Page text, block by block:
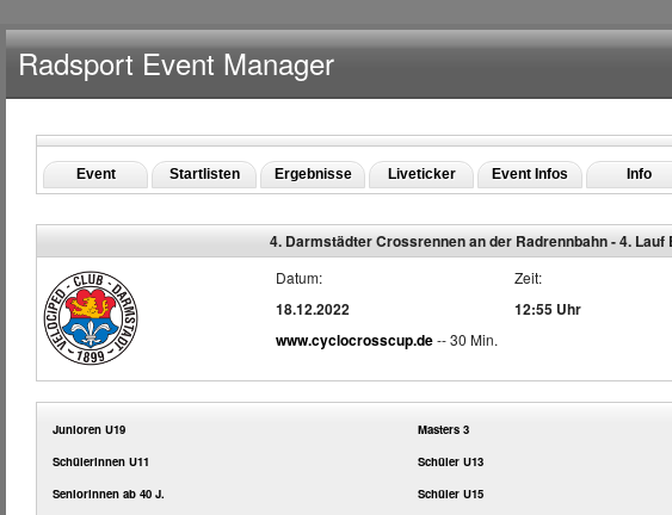
Radsport Event Manager
Event Startlisten Ergebnisse Liveticker Event Infos Info
4. Darmstädter Crossrennen an der Radrennbahn - 4.
Datum: Zeit:
18.12.2022 12:55 Uhr
www.cyclocrosscup.de-- 30 Min.
Junioren U19 Masters 3
Schülerinnen U11
Schüler U13
Seniorinnen ab 40 J.
Schüler U15